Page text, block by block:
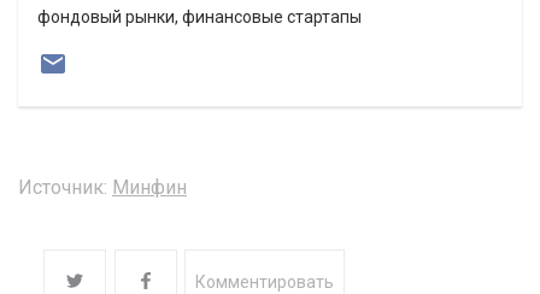
фондовый рынки, финансовые стартапы
Источник: Минфин
Комментировать